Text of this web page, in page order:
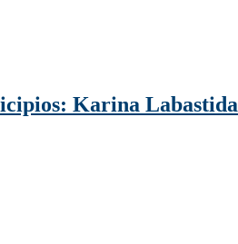
Karina Labastida